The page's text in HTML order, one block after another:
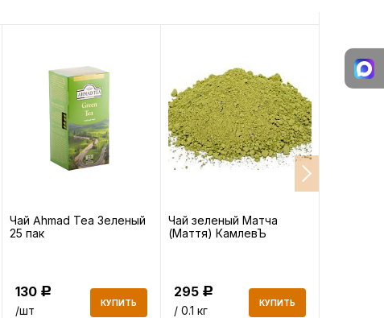
Чай Ahmad Tea Зеленый
25 пак
130 Р
/шт
КУПИТЬ
Чай зеленый Матча
(Маття) КамлевЪ
295 Р
/ 0.1 кг
КУПИТЬ